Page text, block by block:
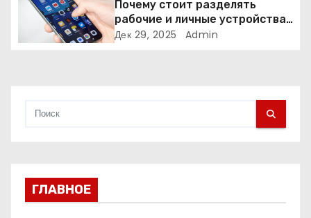
Почему стоит разделять
рабочие и личные устройства
— и чем опасно всё смешивать
Дек 29, 2025 Admin
ГЛАВНОЕ